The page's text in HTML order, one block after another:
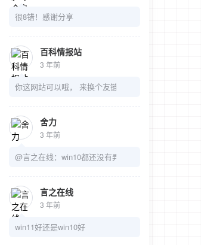
很8错！感谢分享
百科情报站
3 年前
你这网站可以哦， 来换个友链吧
舍力
3 年前
@言之在线：win10都还没有弄明白呢
言之在线
3 年前
win11好还是win10好